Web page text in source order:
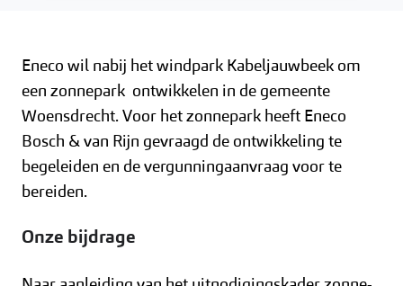
Eneco wil nabij het windpark Kabeljauwbeek om
een zonnepark ontwikkelen in de gemeente
Woensdrecht. Voor het zonnepark heeft Eneco
Bosch & van Rijn gevraagd de ontwikkeling te
begeleiden en de vergunningaanvraag voor te
bereiden.
Onze bijdrage